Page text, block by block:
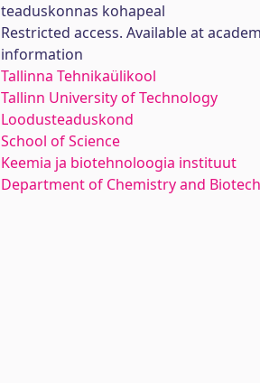
teaduskonnas kohapeal
Restricted access. Available at
information
Tallinna Tehnikaülikool
Tallinn University of Technology
Loodusteaduskond
School of Science
Keemia ja biotehnoloogia instituut
Department of Chemistry and